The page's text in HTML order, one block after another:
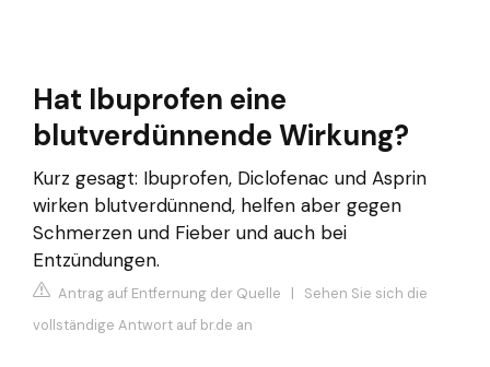
Hat Ibuprofen eine
blutverdünnende Wirkung?
Kurz gesagt: Ibuprofen, Diclofenac und Asprin
wirken blutverdünnend, helfen aber gegen
Schmerzen und Fieber und auch bei
Entzündungen.
Antrag auf Entfernung der Quelle | Sehen Sie sich die
vollständige Antwort auf br.de an